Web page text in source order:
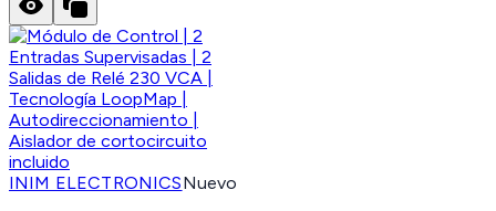
INIM ELECTRONICSNuevo